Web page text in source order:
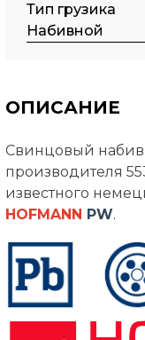
Тип грузика
Набивной
ОПИСАНИЕ
Свинцовый
производителя
известного
HOFMANN PW.